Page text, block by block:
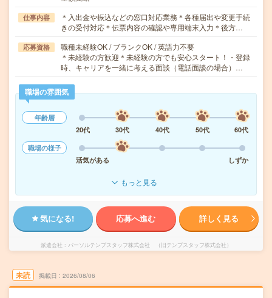
仕事内容
＊入出金や振込などの窓口対応業務＊各種届出や変更手続
きの受付対応＊伝票内容の確認や専用端末入力＊後方…
応募資格
職種未経験OK / ブランクOK / 英語力不要
＊未経験の方歓迎＊未経験の方でも安心スタート！・登録
時、キャリアを一緒に考える面談（電話面談の場合）…
職場の雰囲気
年齢層
20代
30代 40代 50代
60代
職場の様子
活気がある
しずか
もっと見る
気になる! 応募へ進む 詳しく見る
派遣会社 パーソルテンプスタッフ株式会社 （旧テンプスタッフ株式会社）
未読 掲載日 2026/08/06